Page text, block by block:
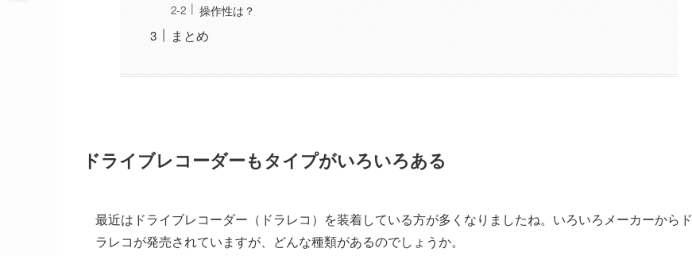
操作性は？
まとめ
ドライブレコーダーもタイプがいろいろある
最近はドライブレコーダー（ドラレコ）を装着している方が多くなりましたね。いろいろメーカーからド
ラレコが発売されていますが、どんな種類があるのでしょうか。